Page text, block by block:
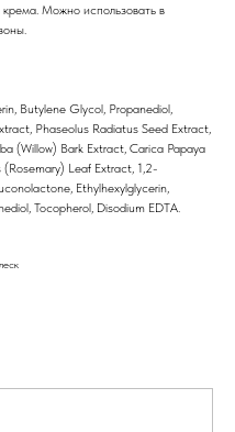
Можно использовать в
Butylene Glycol, Propanediol,
Phaseolus Radiatus Seed Extract,
(Willow) Bark Extract, Carica Papaya
Leaf Extract, 1,2-
Ethylhexylglycerin,
Tocopherol, Disodium EDTA.